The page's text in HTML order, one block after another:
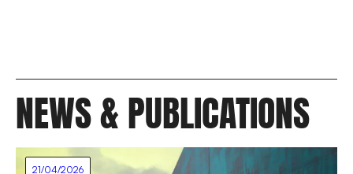
NEWS & PUBLICATIONS
21/04/2026